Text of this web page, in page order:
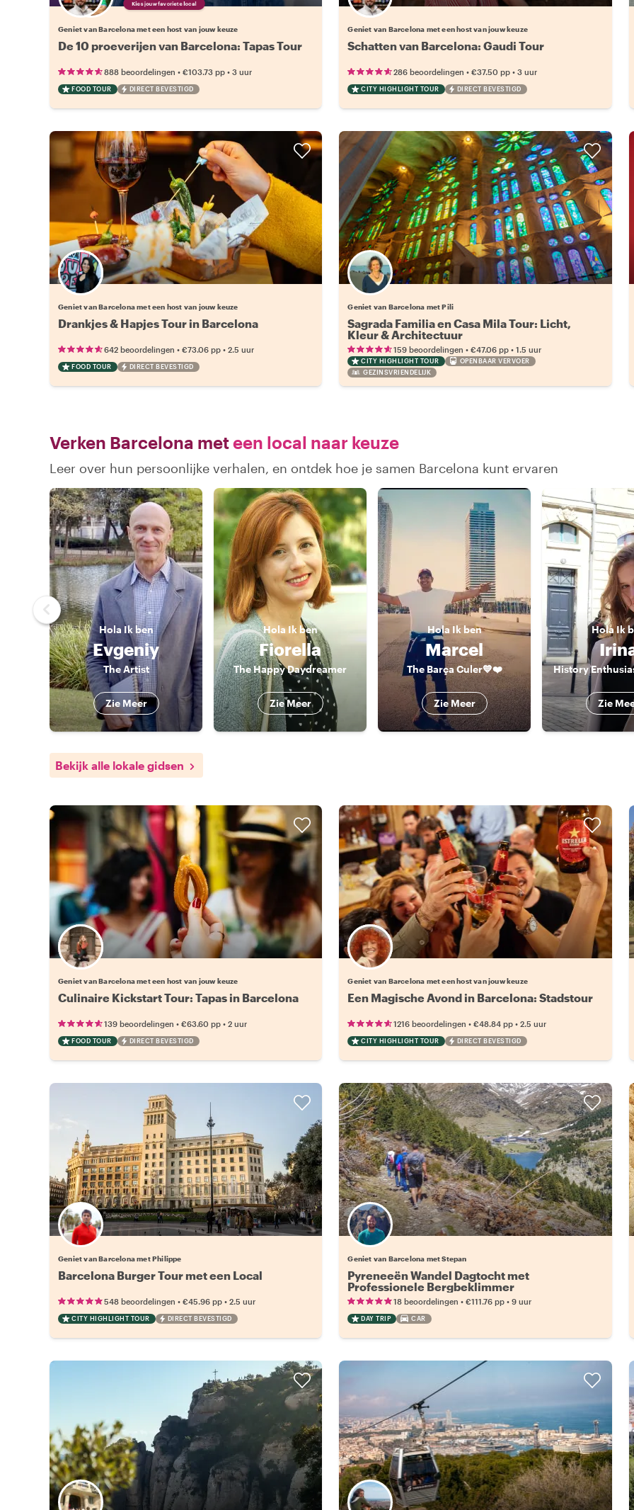
Kies jouw favoriete local
Geniet van Barcelona met een host van jouw keuze
De 10 proeverijen van Barcelona: Tapas Tour
888 beoordelingen • €103.73 pp • 3 uur
FOOD TOUR DIRECT BEVESTIGD
Kies jouw favoriete local
Geniet van Barcelona met een host van jouw keuze
Schatten van Barcelona: Gaudi Tour
286 beoordelingen •€37.50 pp •3 uur
CITY HIGHLIGHT TOUR DIRECT BEVESTIGD
Kies jouw favoriete local
Geniet van Barcelona met een host van jouw keuze
Drankjes & Hapjes Tour in Barcelona
642 beoordelingen • €73.06 pp • 2.5 uur
FOOD TOUR DIRECT BEVESTIGD
Geniet van Barcelona met Pili
Sagrada Familia en Casa Mila Tour: Licht,
Kleur & Architectuur
159 beoordelingen •€47.06 pp •1.5 uur
CITY HIGHLIGHT TOUR
OPENBAAR VERVOER
GEZINSVRIENDELIJK
Verken Barcelona meteen local naar keuze
Leer over hun persoonlijke verhalen, en ontdek hoe je samen Barcelona kunt ervaren
Hola Ik ben
Evgeniy
The Artist
Zie Meer
Hola Ik ben
Fiorella
The Happy Daydreamer
Zie Meer
Hola Ik ben
Marcel
The Barça Culer💙❤️
Zie Meer
Hola Ik
Zie
Bekijk alle lokale gidsen
Kies jouw favoriete local
Geniet van Barcelona met een host van jouw keuze
Culinaire Kickstart Tour: Tapas in Barcelona
139 beoordelingen • €63.60 pp • 2 uur
FOOD TOUR DIRECT BEVESTIGD
Kies jouw favoriete local
Geniet van Barcelona met een host van jouw keuze
Een Magische Avond in Barcelona: Stadstour
1216 beoordelingen •€48.84 pp •2.5 uur
CITY HIGHLIGHT TOUR DIRECT BEVESTIGD
Geniet van Barcelona met Philippe
Barcelona Burger Tour met een Local
548 beoordelingen • €45.96 pp • 2.5 uur
CITY HIGHLIGHT TOUR DIRECT BEVESTIGD
Geniet van Barcelona met Stepan
Pyreneeën Wandel Dagtocht met
Professionele Bergbeklimmer
18 beoordelingen •€111.76 pp •9 uur
DAY TRIP CAR